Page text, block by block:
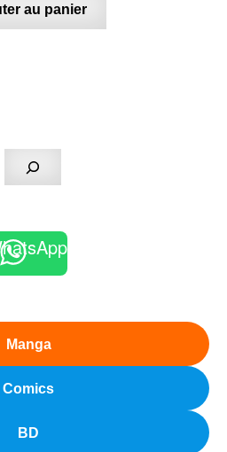
au panier
Manga
Comics
BD